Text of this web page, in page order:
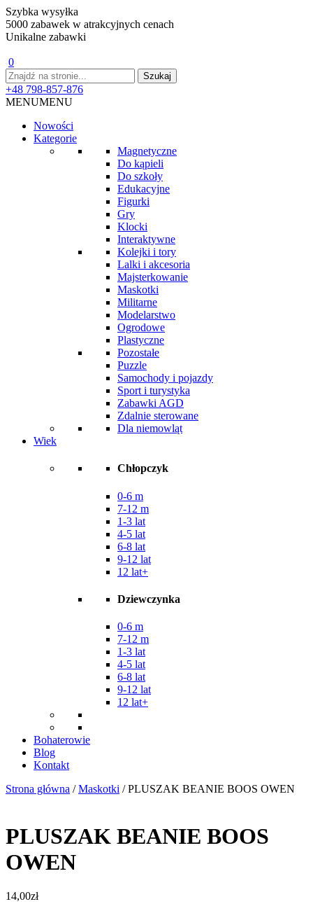
Szybka wysyłka
5000 zabawek w atrakcyjnych cenach
Unikalne zabawki
0
+48 798-857-876
MENUMENU
Nowości
Kategorie
Magnetyczne
Do kąpieli
Do szkoły
Edukacyjne
Figurki
Gry
Klocki
Interaktywne
Kolejki i tory
Lalki i akcesoria
Majsterkowanie
Maskotki
Militarne
Modelarstwo
Ogrodowe
Plastyczne
Pozostałe
Puzzle
Samochody i pojazdy
Sport i turystyka
Zabawki AGD
Zdalnie sterowane
Dla niemowląt
Wiek
Chłopczyk
0-6 m
7-12 m
1-3 lat
4-5 lat
6-8 lat
9-12 lat
12 lat+
Dziewczynka
0-6 m
7-12 m
1-3 lat
4-5 lat
6-8 lat
9-12 lat
12 lat+
Bohaterowie
Blog
Kontakt
Strona główna /Maskotki / PLUSZAK BEANIE BOOS OWEN
PLUSZAK BEANIE BOOS
OWEN
14,00zł